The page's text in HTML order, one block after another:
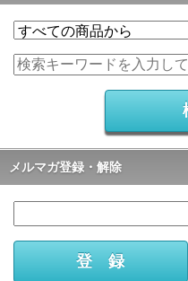
メルマガ登録・解除